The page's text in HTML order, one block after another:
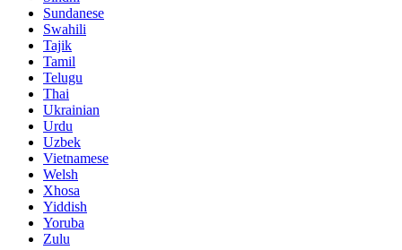
Sundanese
Swahili
Tajik
Tamil
Telugu
Thai
Ukrainian
Urdu
Uzbek
Vietnamese
Welsh
Xhosa
Yiddish
Yoruba
Zulu